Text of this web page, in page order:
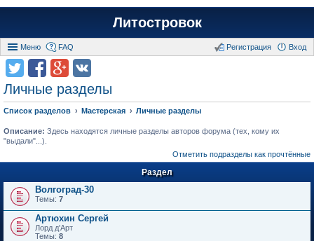
Литостровок
Меню FAQ Вход
Регистрация
Личные разделы
Список разделов Мастерская Личные разделы
Описание: Здесь находятся личные разделы авторов форума (тех, кому их
"выдали"...).
Отметить подразделы как прочтённые
Раздел
Волгоград-30
Темы: 7
Артюхин Сергей
Лорд д'Арт
Темы: 8